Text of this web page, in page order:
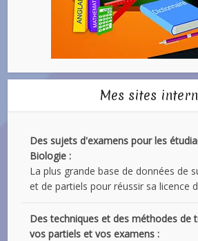
Mes sites
Des sujets d'examens pour les
Biologie :
La plus grande base de données de
et de partiels pour réussir sa licence
Des techniques et des méthodes de
vos partiels et vos examens :